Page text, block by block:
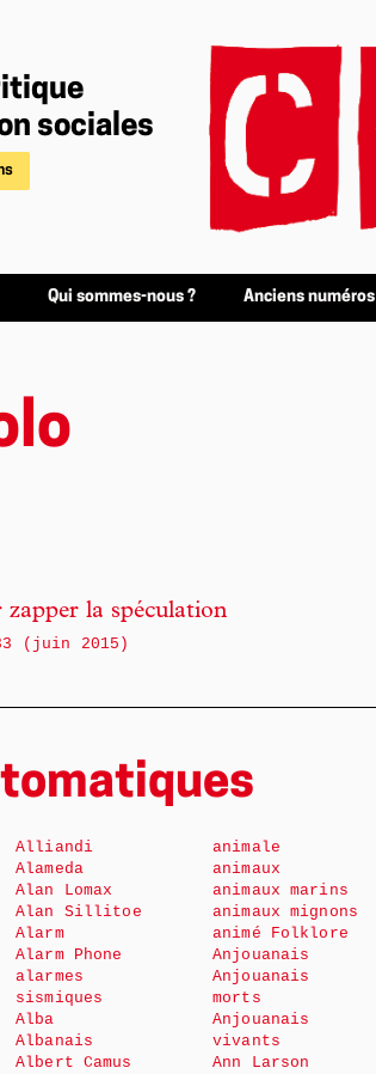
sociales
Qui sommes-nous ? Anciens numéros
la spéculation
(juin 2015)
Alliandi
Alameda
Alan Lomax
Alan Sillitoe
Alarm
Alarm Phone
alarmes
sismiques
Alba
Albanais
Albert Camus
animale
animaux
animaux marins
animaux mignons
animé Folklore
Anjouanais
Anjouanais
morts
Anjouanais
vivants
Ann Larson